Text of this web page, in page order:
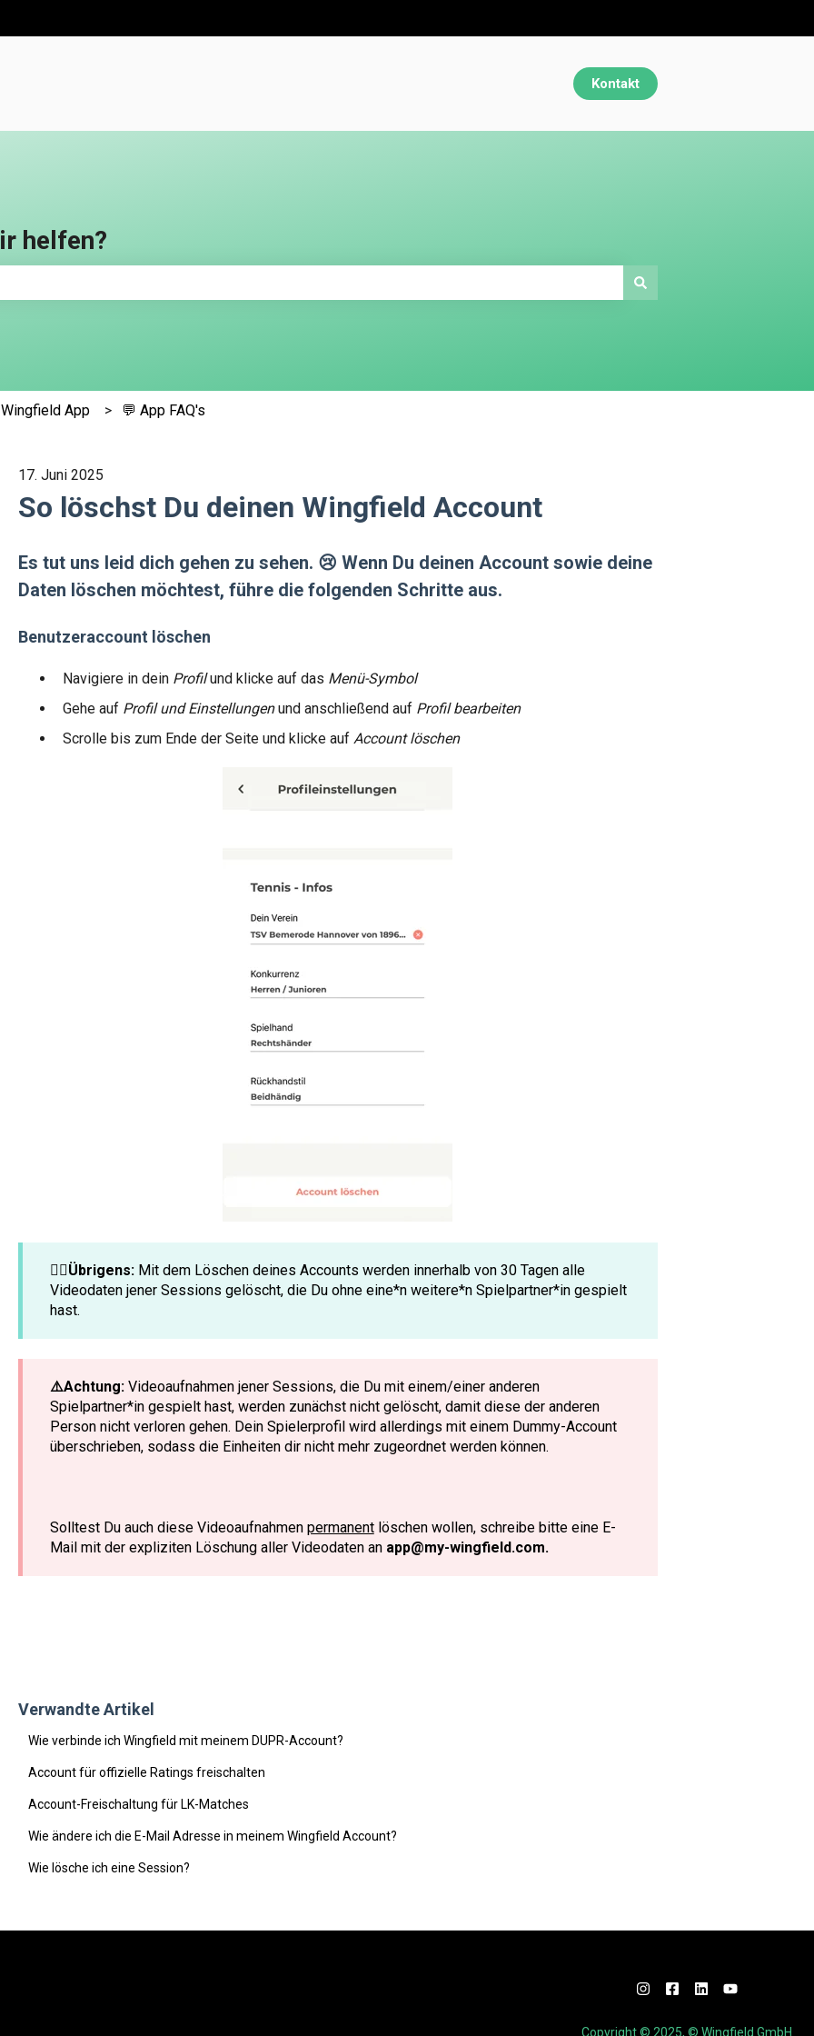
anzeigen
Kontakt
helfen?
App 💬 App FAQ's
17. Juni 2025
So löschst Du deinen Wingfield Account
Es tut uns leid dich gehen zu sehen. 😢 Wenn Du deinen Account sowie deine
Daten löschen möchtest, führe die folgenden Schritte aus.
Benutzeraccount löschen
Navigiere in dein Profilund klicke auf das Menü-Symbol
Gehe auf Profil und Einstellungenund anschließend auf Profil bearbeiten
Scrolle bis zum Ende der Seite und klicke auf Account löschen
☝🏼Übrigens:Mit dem Löschen deines Accounts werden innerhalb von 30 Tagen alle
Videodaten jener Sessions gelöscht, die Du ohne eine*n weitere*n Spielpartner*in gespielt
hast.
⚠️Achtung: Videoaufnahmen jener Sessions, die Du mit einem/einer anderen
Spielpartner*in gespielt hast, werden zunächst nicht gelöscht, damit diese der anderen
Person nicht verloren gehen. Dein Spielerprofil wird allerdings mit einem Dummy-Account
überschrieben, sodass die Einheiten dir nicht mehr zugeordnet werden können.
Solltest Du auch diese Videoaufnahmen permanentlöschen wollen, schreibe bitte eine E-
Mail mit der expliziten Löschung aller Videodaten an app@my-wingfield.com.
Verwandte Artikel
Wie verbinde ich Wingfield mit meinem DUPR-Account?
Account für offizielle Ratings freischalten
Account-Freischaltung für LK-Matches
Wie ändere ich die E-Mail Adresse in meinem Wingfield Account?
Wie lösche ich eine Session?
Copyright © 2025, © Wingfield GmbH